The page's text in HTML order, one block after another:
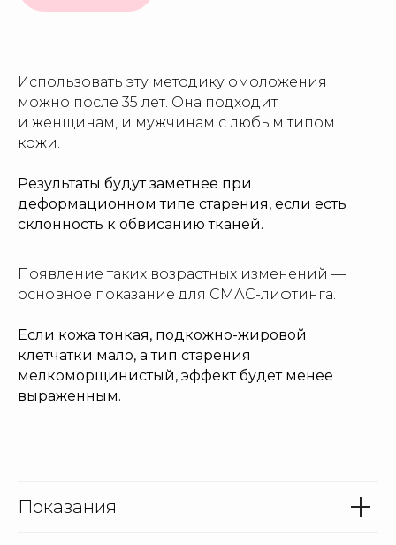
Использовать эту методику омоложения
можно после 35 лет. Она подходит
и женщинам, и мужчинам с любым типом
кожи.
Результаты будут заметнее при
деформационном типе старения, если есть
склонность к обвисанию тканей.
Появление таких возрастных изменений —
основное показание для СМАС-лифтинга.
Если кожа тонкая, подкожно-жировой
клетчатки мало, а тип старения
мелкоморщинистый, эффект будет менее
выраженным.
Показания